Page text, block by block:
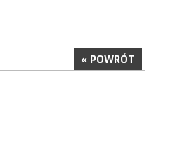
« POWRÓT